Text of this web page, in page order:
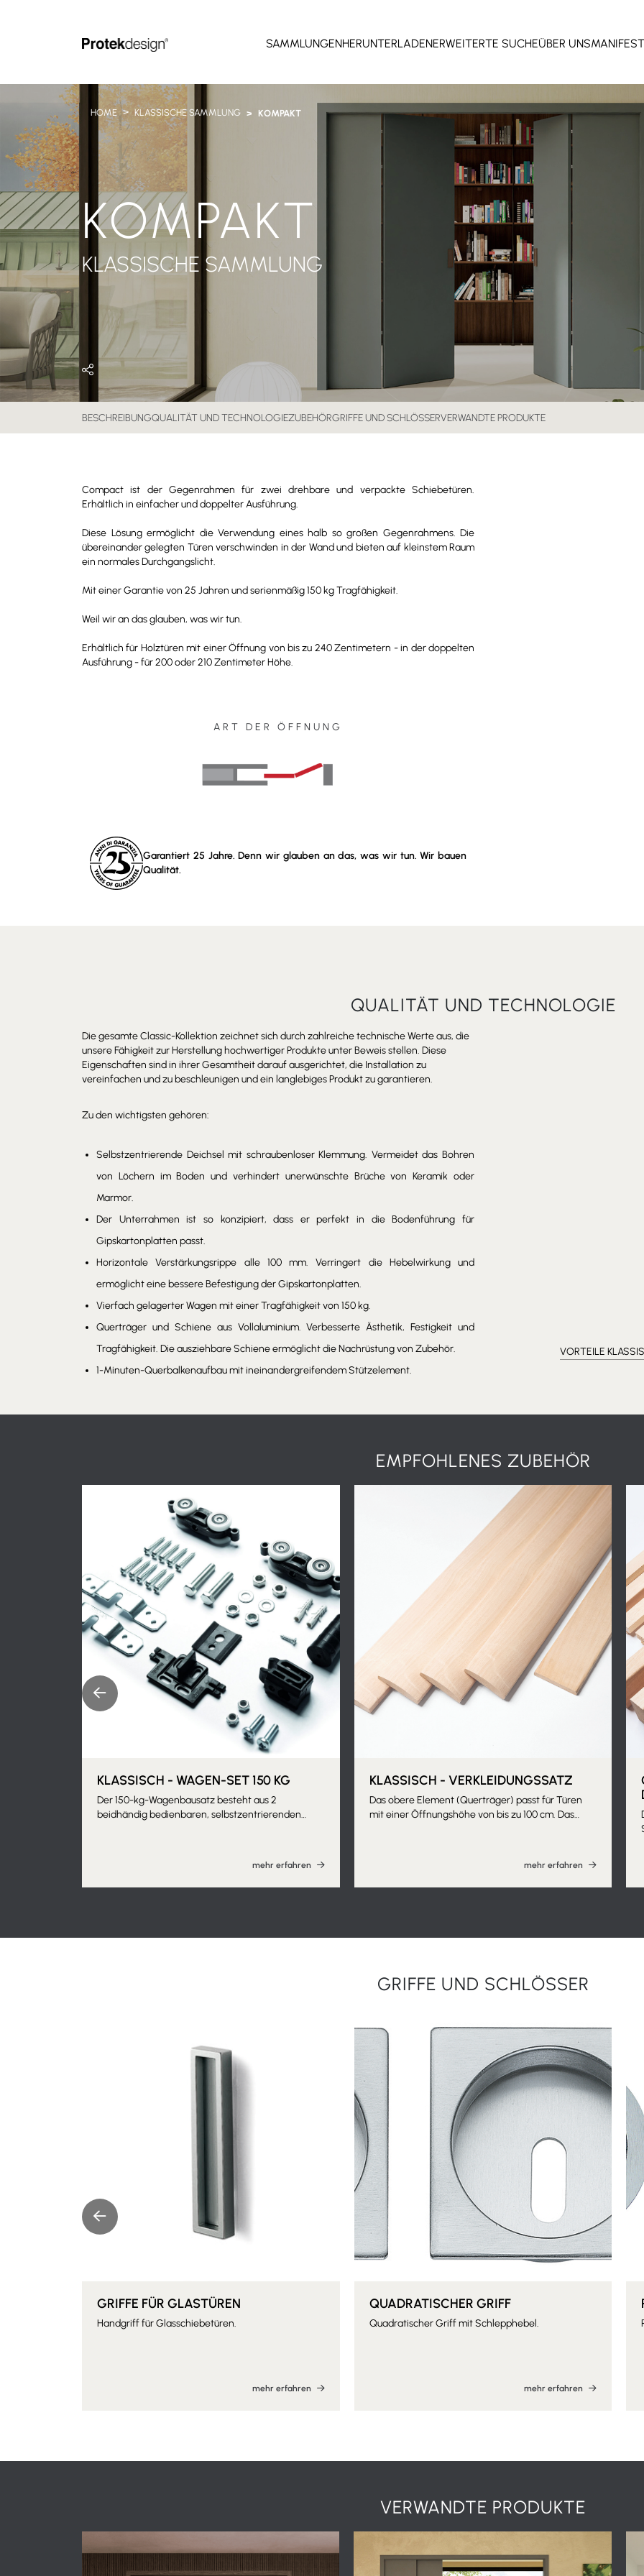
SAMMLUNGENHERUNTERLADENERWEITERTE SUCHEÜBER UNS
HOME KLASSISCHE SAMMLUNG KOMPAKT
KOMPAKT
KLASSISCHE SAMMLUNG
BESCHREIBUNGQUALITÄT UND TECHNOLOGIEZUBEHÖRGRIFFE UND SCHLÖSSERVERWANDTE PRODUKTE
Compact ist der Gegenrahmen für zwei drehbare und verpackte Schiebetüren.
Erhältlich in einfacher und doppelter Ausführung.
Diese Lösung ermöglicht die Verwendung eines halb so großen Gegenrahmens. Die
übereinander gelegten Türen verschwinden in der Wand und bieten auf kleinstem Raum
ein normales Durchgangslicht.
Mit einer Garantie von 25 Jahren und serienmäßig 150 kg Tragfähigkeit.
Weil wir an das glauben, was wir tun.
Erhältlich für Holztüren mit einer Öffnung von bis zu 240 Zentimetern - in der doppelten
Ausführung - für 200 oder 210 Zentimeter Höhe.
ART DER ÖFFNUNG
Garantiert 25 Jahre. Denn wir glauben an das, was wir tun. Wir bauen
Qualität.
QUALITÄT UND TECHNOLOGIE
Die gesamte Classic-Kollektion zeichnet sich durch zahlreiche technische Werte aus, die
unsere Fähigkeit zur Herstellung hochwertiger Produkte unter Beweis stellen. Diese
Eigenschaften sind in ihrer Gesamtheit darauf ausgerichtet, die Installation zu
vereinfachen und zu beschleunigen und ein langlebiges Produkt zu garantieren.
Zu den wichtigsten gehören:
Selbstzentrierende Deichsel mit schraubenloser Klemmung. Vermeidet das Bohren
von Löchern im Boden und verhindert unerwünschte Brüche von Keramik oder
Marmor.
Der Unterrahmen ist so konzipiert, dass er perfekt in die Bodenführung für
Gipskartonplatten passt.
Horizontale Verstärkungsrippe alle 100 mm. Verringert die Hebelwirkung und
ermöglicht eine bessere Befestigung der Gipskartonplatten.
Vierfach gelagerter Wagen mit einer Tragfähigkeit von 150 kg.
Querträger und Schiene aus Vollaluminium. Verbesserte Ästhetik, Festigkeit und
Tragfähigkeit. Die ausziehbare Schiene ermöglicht die Nachrüstung von Zubehör.
1-Minuten-Querbalkenaufbau mit ineinandergreifendem Stützelement.
VORTEILE
EMPFOHLENES ZUBEHÖR
KLASSISCH - WAGEN-SET 150 KG
Der 150-kg-Wagenbausatz besteht aus 2
beidhändig bedienbaren, selbstzentrierenden
Befestigung der Türverkleidung, einem
verstellbaren Gummipuffer und einem
mehr erfahren
KLASSISCH - VERKLEIDUNGSSATZ
Das obere Element (Querträger) passt für Türen
mit einer Öffnungshöhe von bis zu 100 cm. Das
kontaktieren Sie das Unternehmen für die
Machbarkeit.
mehr erfahren
GRIFFE UND SCHLÖSSER
GRIFFE FÜR GLASTÜREN
Handgriff für Glasschiebetüren.
mehr erfahren
QUADRATISCHER GRIFF
Quadratischer Griff mit Schlepphebel.
mehr erfahren
VERWANDTE PRODUKTE